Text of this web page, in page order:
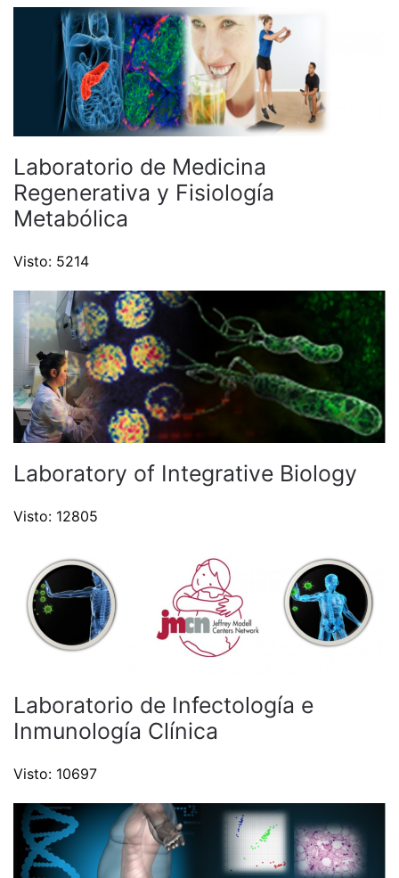
Laboratorio de Medicina
Regenerativa y Fisiología
Metabólica
Visto: 5214
Laboratory of Integrative Biology
Visto: 12805
Laboratorio de Infectología e
Inmunología Clínica
Visto: 10697